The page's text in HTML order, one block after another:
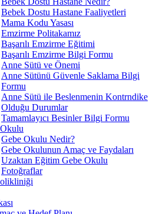
Bebek Dostu Hastane Faaliyetleri
Mama Kodu Yasası
Emzirme Politakamız
Başarılı Emzirme Eğitimi
Başarılı Emzirme Bilgi Formu
Anne Sütü ve Önemi
Anne Sütünü Güvenle Saklama Bilgi
Formu
Anne Sütü ile Beslenmenin Kontrndike
Olduğu Durumlar
Tamamlayıcı Besinler Bilgi Formu
Gebe Okulu Nedir?
Gebe Okulunun Amaç ve Faydaları
Uzaktan Eğitim Gebe Okulu
Fotoğraflar